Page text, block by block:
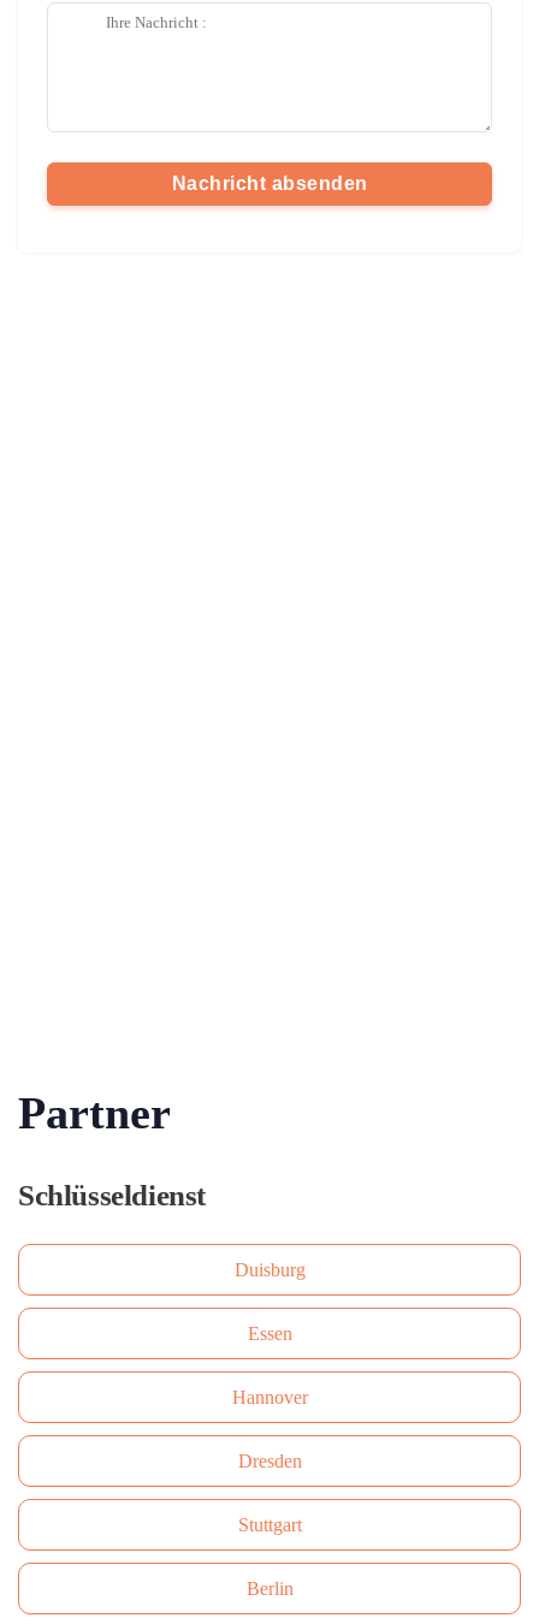
Nachricht absenden
Partner
Schlüsseldienst
Duisburg
Essen
Hannover
Dresden
Stuttgart
Berlin